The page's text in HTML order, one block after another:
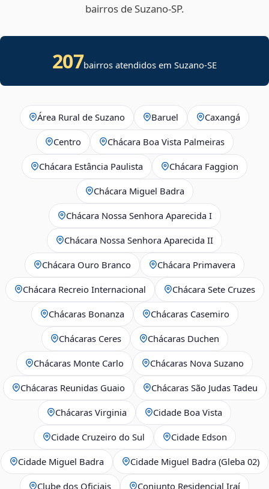
bairros de Suzano‑SP.
207bairros atendidos emSuzano-SE
Área Rural de Suzano Baruel Caxangá
Centro Chácara Boa Vista Palmeiras
Chácara Estância Paulista Chácara Faggion
Chácara Miguel Badra
Chácara Nossa Senhora Aparecida I
Chácara Nossa Senhora Aparecida II
Chácara Ouro Branco Chácara Primavera
Chácara Recreio Internacional Chácara Sete Cruzes
Chácaras Bonanza Chácaras Casemiro
Chácaras Ceres Chácaras Duchen
Chácaras Monte Carlo Chácaras Nova Suzano
Chácaras Reunidas Guaio Chácaras São Judas Tadeu
Chácaras Virginia Cidade Boa Vista
Cidade Cruzeiro do Sul Cidade Edson
Cidade Miguel Badra Cidade Miguel Badra (Gleba 02)
Clube dos Oficiais Conjunto Residencial Iraí